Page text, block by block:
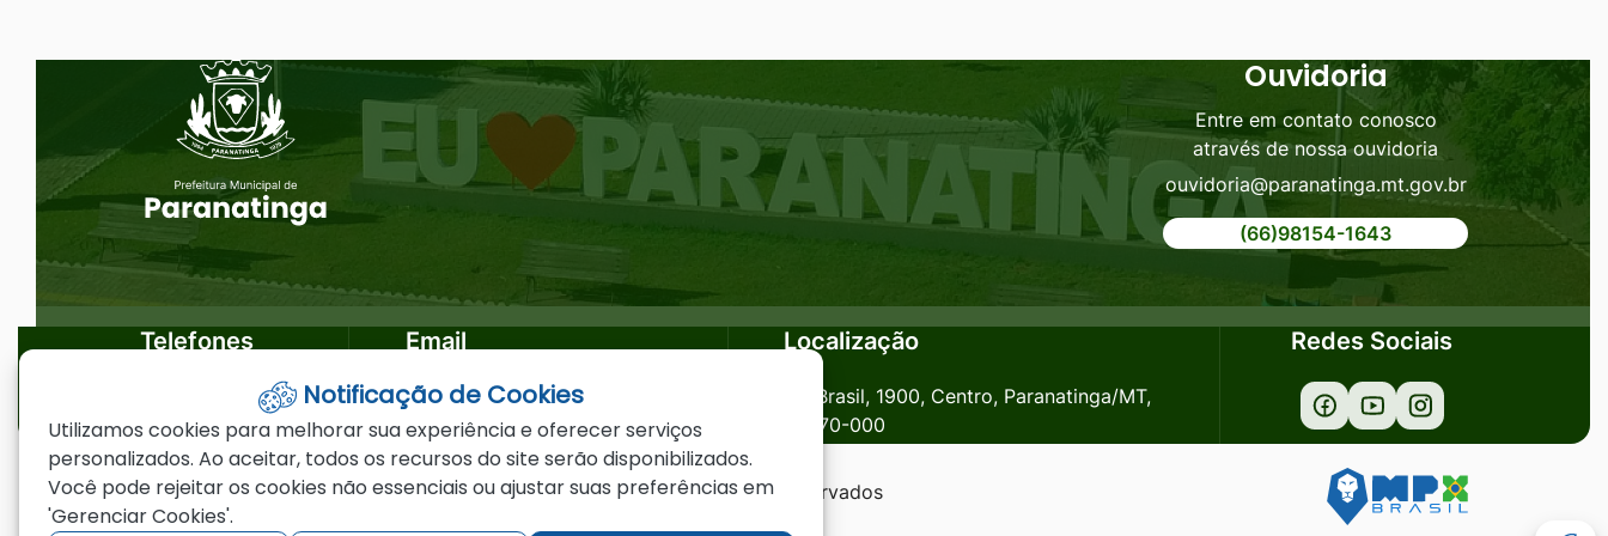
para
rodapé
[alt+4]
Seção do Rodapé e Ouvidoria/
Ouvidoria
Entre em contato conosco
através de nossa ouvidoria
ouvidoria@paranatinga.mt.gov.br
(66)98154-1643
Telefones
(66)3573-4200
Email
ouvidoria@paranatinga.mt.gov.br
Localização
Av. Brasil, 1900, Centro, Paranatinga/MT,
78870-000
Redes Sociais
Acessar
a
Rede
Social
Acessar
a
Rede
Social
Acessar
a
Rede
Social
©2026 - Prefeitura Municipal de Paranatinga - MT - Todos os direitos reservados
Notificação de Cookies
Utilizamos cookies para melhorar sua experiência e oferecer serviços
personalizados. Ao aceitar, todos os recursos do site serão disponibilizados.
Você pode rejeitar os cookies não essenciais ou ajustar suas preferências em
'Gerenciar Cookies'.